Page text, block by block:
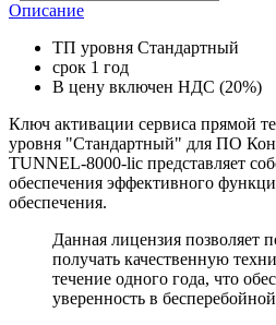
Описание
ТП уровня Стандартный
срок 1 год
В цену включен НДС (20%)
Ключ активации сервиса прямой
уровня "Стандартный" для ПО
TUNNEL-8000-lic представляет
обеспечения эффективного
обеспечения.
Данная лицензия позволяет
получать качественную
течение одного года, что
уверенность в